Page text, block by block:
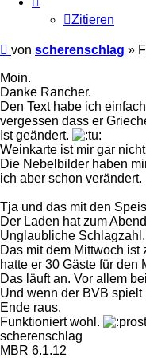
Zitieren
Ungelesener
von scherenschlag »
Moin.
Danke Rancher.
Den Text habe ich
vergessen dass er
Ist geändert.
Weinkarte ist mir gar
Die Nebelbilder haben
ich aber schon
Tja und das mit den
Der Laden hat zum
Unglaubliche
Das mit dem Mittwoch ist
hatte er 30 Gäste für den
Das läuft an. Vor allem
Und wenn der BVB
Ende raus.
Funktioniert wohl.
scherenschlag
MBR 6.1.12